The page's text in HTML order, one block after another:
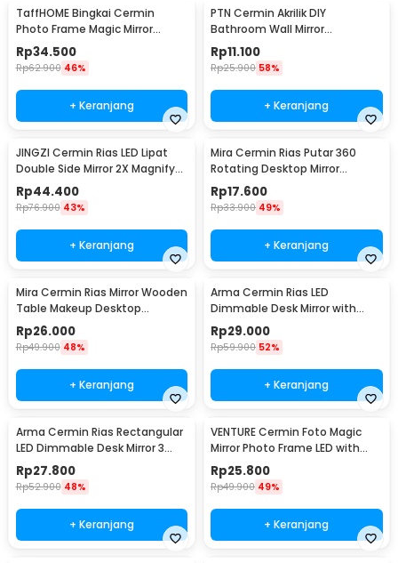
TaffHOME Bingkai Cermin
Photo Frame Magic Mirror
Square with Light - BSS3
Rp34.500
Rp62.900 46%
+ Keranjang
PTN Cermin Akrilik DIY
Bathroom Wall Mirror
Waterproof 42x27cm - PT167
Rp11.100
Rp25.900 58%
+ Keranjang
JINGZI Cermin Rias LED Lipat
Double Side Mirror 2X Magnify
Adjustable - JZ2
Rp44.400
Rp76.900 43%
+ Keranjang
Mira Cermin Rias Putar 360
Rotating Desktop Mirror
18x9x20cm - INU12
Rp17.600
Rp33.900 49%
+ Keranjang
Mira Cermin Rias Mirror Wooden
Table Makeup Desktop
16x10x21cm - INU14
Rp26.000
Rp49.900 48%
+ Keranjang
Arma Cermin Rias LED
Dimmable Desk Mirror with
Base 3 Color - INU15
Rp29.000
Rp59.900 52%
+ Keranjang
Arma Cermin Rias Rectangular
LED Dimmable Desk Mirror 3
Color - INU16
Rp27.800
Rp52.900 48%
+ Keranjang
VENTURE Cermin Foto Magic
Mirror Photo Frame LED with
Stand - VN1
Rp25.800
Rp49.900 49%
+ Keranjang